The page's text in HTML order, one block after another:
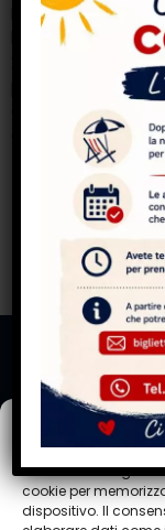
Per fornire le migliori
cookie per
dispositivo. Il
La Nuova
lo stesso cielo,
27/11/2020: I
piatti da
eccedenze dei
cresciute fino al
Associazione
dei Sardi in
Torino
“Antonio
Gramsci”
Corso